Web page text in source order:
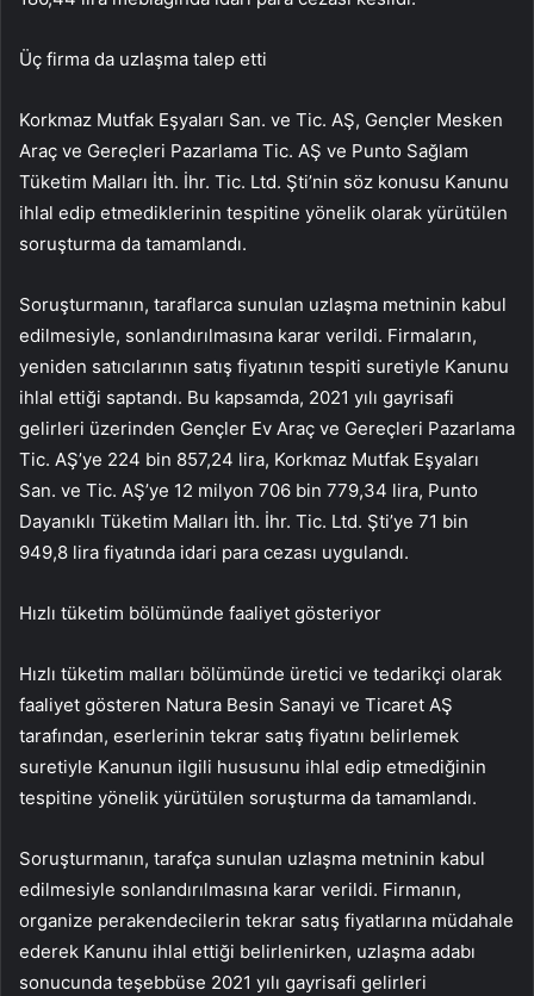
Üç firma da uzlaşma talep etti
Korkmaz Mutfak Eşyaları San. ve Tic. AŞ, Gençler Mesken
Araç ve Gereçleri Pazarlama Tic. AŞ ve Punto Sağlam
Tüketim Malları İth. İhr. Tic. Ltd. Şti’nin söz konusu Kanunu
ihlal edip etmediklerinin tespitine yönelik olarak yürütülen
soruşturma da tamamlandı.
Soruşturmanın, taraflarca sunulan uzlaşma metninin kabul
edilmesiyle, sonlandırılmasına karar verildi. Firmaların,
yeniden satıcılarının satış fiyatının tespiti suretiyle Kanunu
ihlal ettiği saptandı. Bu kapsamda, 2021 yılı gayrisafi
gelirleri üzerinden Gençler Ev Araç ve Gereçleri Pazarlama
Tic. AŞ’ye 224 bin 857,24 lira, Korkmaz Mutfak Eşyaları
San. ve Tic. AŞ’ye 12 milyon 706 bin 779,34 lira, Punto
Dayanıklı Tüketim Malları İth. İhr. Tic. Ltd. Şti’ye 71 bin
949,8 lira fiyatında idari para cezası uygulandı.
Hızlı tüketim bölümünde faaliyet gösteriyor
Hızlı tüketim malları bölümünde üretici ve tedarikçi olarak
faaliyet gösteren Natura Besin Sanayi ve Ticaret AŞ
tarafından, eserlerinin tekrar satış fiyatını belirlemek
suretiyle Kanunun ilgili hususunu ihlal edip etmediğinin
tespitine yönelik yürütülen soruşturma da tamamlandı.
Soruşturmanın, tarafça sunulan uzlaşma metninin kabul
edilmesiyle sonlandırılmasına karar verildi. Firmanın,
organize perakendecilerin tekrar satış fiyatlarına müdahale
ederek Kanunu ihlal ettiği belirlenirken, uzlaşma adabı
sonucunda teşebbüse 2021 yılı gayrisafi gelirleri